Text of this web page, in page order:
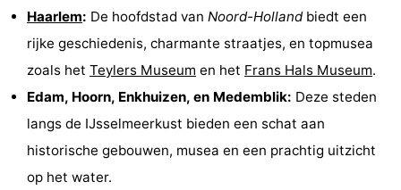
Haarlem: De hoofdstad van Noord-Hollandbiedt een
rijke geschiedenis, charmante straatjes, en topmusea
zoals het Teylers Museum en het Frans Hals Museum.
Edam, Hoorn, Enkhuizen, en Medemblik: Deze steden
langs de IJsselmeerkust bieden een schat aan
historische gebouwen, musea en een prachtig uitzicht
op het water.